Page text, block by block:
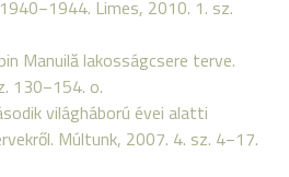
Limes, 2010. 1. sz.
Manuilă lakosságcsere terve.
130−154. o.
világháború évei alatti
Múltunk, 2007. 4. sz. 4−17.